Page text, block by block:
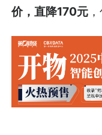
价，直降170元